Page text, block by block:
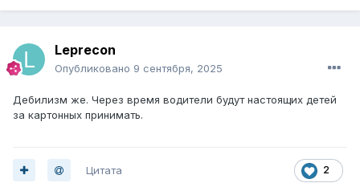
Leprecon
Опубликовано 9 сентября, 2025
Дебилизм же. Через время водители будут настоящих детей
за картонных принимать.
2
Цитата